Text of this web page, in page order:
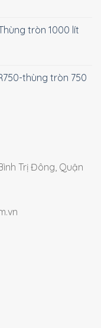
tròn 1000 lít
thùng tròn 750
Trị Đông, Quận